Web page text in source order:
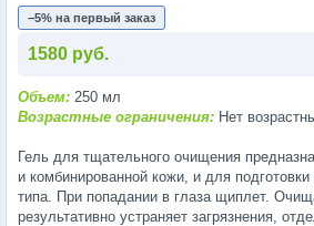
−5% на первый заказ
1580 руб.
Объем: 250 мл
Возрастные ограничения: Нет
Гель для тщательного очищения
и комбинированной кожи, и для
типа. При попадании в глаза щиплет.
результативно устраняет загрязнения,